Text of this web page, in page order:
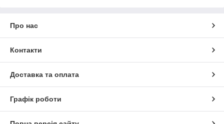
Про нас
Контакти
Доставка та оплата
Графік роботи